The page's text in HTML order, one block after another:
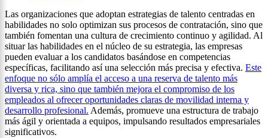
Las organizaciones que adoptan estrategias de talento centradas en
habilidades no solo optimizan sus procesos de contratación, sino que
también fomentan una cultura de crecimiento continuo y agilidad. Al
situar las habilidades en el núcleo de su estrategia, las empresas
pueden evaluar a los candidatos basándose en competencias
específicas, facilitando así una selección más precisa y efectiva. Este
enfoque no sólo amplía el acceso a una reserva de talento más
diversa y rica, sino que también mejora el compromiso de los
empleados al ofrecer oportunidades claras de movilidad interna y
desarrollo profesional. Además, promueve una estructura de trabajo
más ágil y orientada a equipos, impulsando resultados empresariales
significativos.